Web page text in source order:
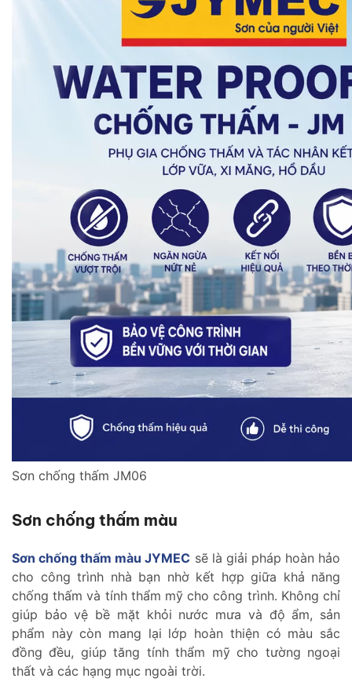
Sơn chống thấm JM06
Sơn chống thấm màu
Sơn chống thấm màu JYMEC sẽ là giải pháp hoàn hảo
cho công trình nhà bạn nhờ kết hợp giữa khả năng
chống thấm và tính thẩm mỹ cho công trình. Không chỉ
giúp bảo vệ bề mặt khỏi nước mưa và độ ẩm, sản
phẩm này còn mang lại lớp hoàn thiện có màu sắc
đồng đều, giúp tăng tính thẩm mỹ cho tường ngoại
thất và các hạng mục ngoài trời.